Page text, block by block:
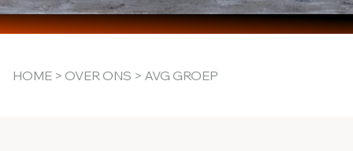
HOME > OVER ONS > AVG GROEP